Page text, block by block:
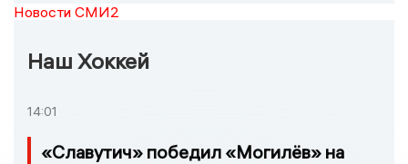
Новости СМИ2
Наш Хоккей
14:01
«Славутич» победил «Могилёв» на